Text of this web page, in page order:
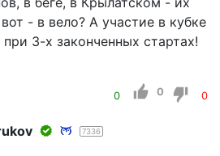
- в вело? А участие в кубке
3-х законченных стартах!
0 0 0
7336